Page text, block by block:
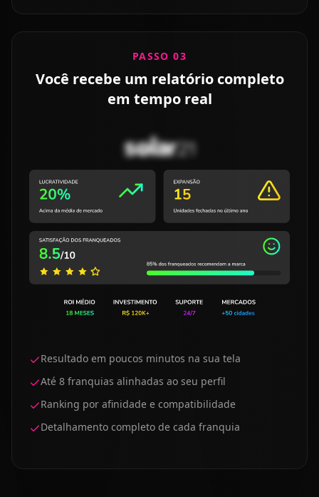
PASSO 03
Você recebe um relatório completo
em tempo real
Resultado em poucos minutos na sua tela
Até 8 franquias alinhadas ao seu perfil
Ranking por afinidade e compatibilidade
Detalhamento completo de cada franquia